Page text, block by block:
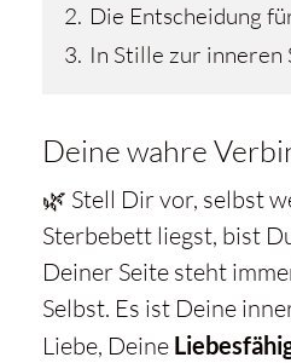
2. Die Entscheidung
3. In Stille zur inneren
Deine wahre
🌿 Stell Dir vor, selbst
Sterbebett liegst, bist
Deiner Seite steht
Selbst. Es ist Deine
Liebe, Deine